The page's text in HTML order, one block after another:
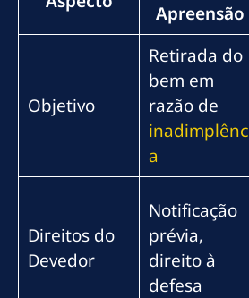
Apreensão
Objetivo
Retirada do
bem em
razão de
a
Direitos do
Devedor
Notificação
prévia,
direito à
defesa